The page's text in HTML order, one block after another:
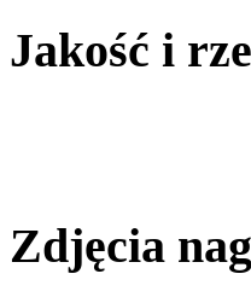
Jakość i
Zdjęcia